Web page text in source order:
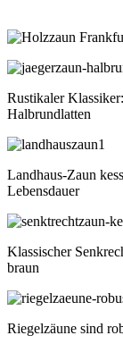
Rustikaler
Halbrundlatten
Landhaus-Zaun
Lebensdauer
Klassischer
braun
Riegelzäune sind